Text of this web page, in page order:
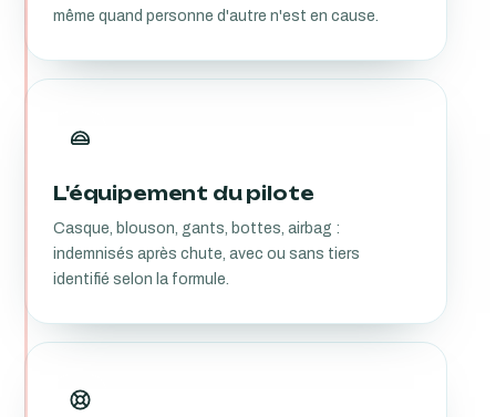
même quand personne d'autre n'est en cause.
L'équipement du pilote
Casque, blouson, gants, bottes, airbag :
indemnisés après chute, avec ou sans tiers
identifié selon la formule.